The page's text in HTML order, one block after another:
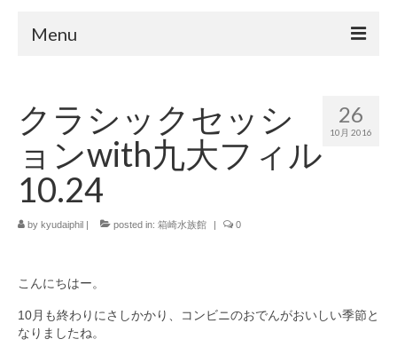
Menu
演奏会情報
卒業記念演奏会2027
九大フィルとは
九大フィルの歴史
出張演奏
26
10月 2016
クラシックセッシ
ョンwith九大フィル
10.24
by kyudaiphil posted in: 箱崎水族館 0
こんにちはー。
10月も終わりにさしかかり、コンビニのおでんがおいしい季節と
なりましたね。